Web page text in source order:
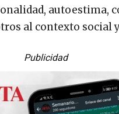
autoestima,
al contexto social
Publicidad